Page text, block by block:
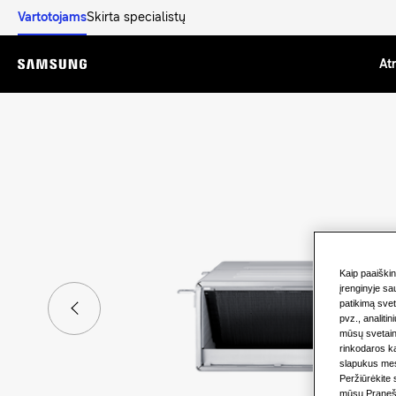
VartotojamsSkirta specialistų
Menu
Kaip
įrenginyje
patikimą
pvz.,
mūsų
rinkodaros
slapukus
Peržiūrėkite
mūsų